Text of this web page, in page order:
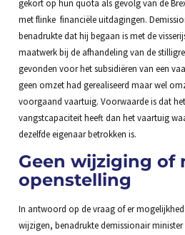
gekort op hun quota als gevolg van de
met flinke financiële uitdagingen.
benadrukte dat hij begaan is met de
maatwerk bij de afhandeling van de
gevonden voor het subsidiëren van een
geen omzet had gerealiseerd maar wel
voorgaand vaartuig. Voorwaarde is dat
vangstcapaciteit heeft dan het vaartuig
dezelfde eigenaar betrokken is.
Geen wijziging of
openstelling
In antwoord op de vraag of er
wijzigen, benadrukte demissionair